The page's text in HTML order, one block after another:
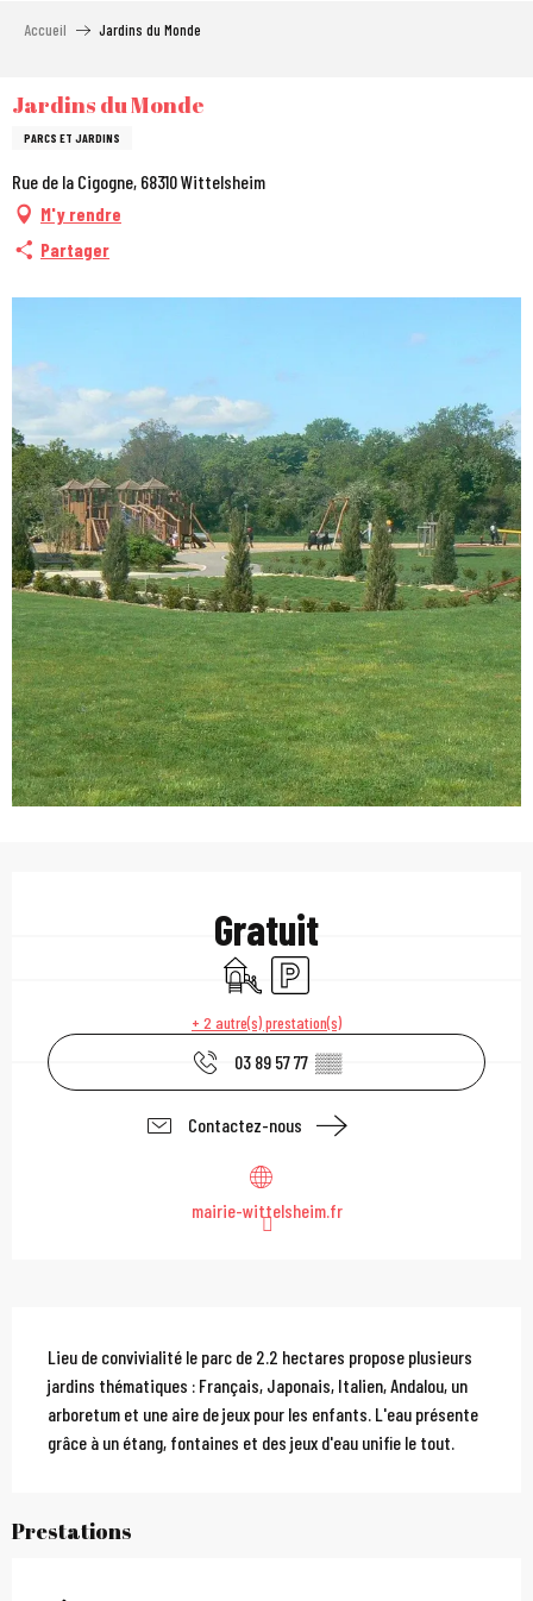
principal
Accueil Jardins du Monde
Jardins du Monde
PARCS ET JARDINS
Rue de la Cigogne, 68310 Wittelsheim
M'y rendre
Partager
Ouverture et
Gratuit
Jeux pour enfants / Espace jeux
Parking
+ 2 autre(s) prestation(s)
03 89 57 77 ▒▒
Contactez-nous
mairie-wittelsheim.fr
Description
Lieu de convivialité le parc de 2.2 hectares propose plusieurs
jardins thématiques : Français, Japonais, Italien, Andalou, un
arboretum et une aire de jeux pour les enfants. L'eau présente
grâce à un étang, fontaines et des jeux d'eau unifie le tout.
Prestations